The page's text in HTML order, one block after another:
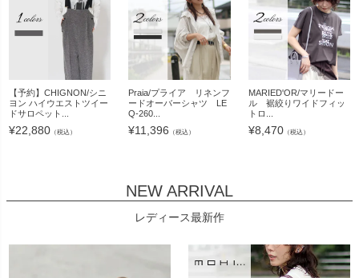
【予約】CHIGNON/シニ
ヨン ハイウエストツイー
ドサロペット...
¥22,880 （税込）
Praia/プライア リネンフ
ードオーバーシャツ LE
Q-260...
¥11,396 （税込）
MARIED'OR/マリードー
ル 裾絞りワイドフィッ
トロ...
¥8,470（税込）
NEW ARRIVAL
レディース最新作